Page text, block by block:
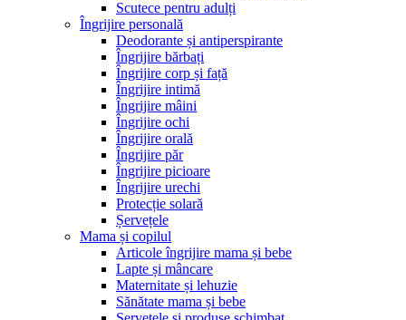
Scutece pentru adulți
Îngrijire personală
Deodorante și antiperspirante
Îngrijire bărbați
Îngrijire corp și față
Îngrijire intimă
Îngrijire mâini
Îngrijire ochi
Îngrijire orală
Îngrijire păr
Îngrijire picioare
Îngrijire urechi
Protecție solară
Șervețele
Mama și copilul
Articole îngrijire mama și bebe
Lapte și mâncare
Maternitate și lehuzie
Sănătate mama și bebe